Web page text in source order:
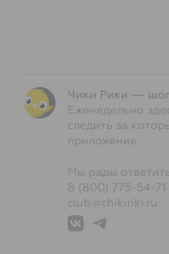
Чики Рики —
Еженедельно
следить за
приложение.
Мы рады
8 (800) 775-54-71
club@chikiriki.ru